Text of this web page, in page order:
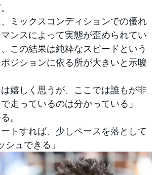
ミックスコンディションでの優れ
ンスによって実態が歪められてい
この結果は純粋なスピードという
ジションに依る所が大きいと示唆
は嬉しく思うが、ここでは誰もが非
走っているのは分かっている」
。
ートすれば、少しペースを落として
シュできる」